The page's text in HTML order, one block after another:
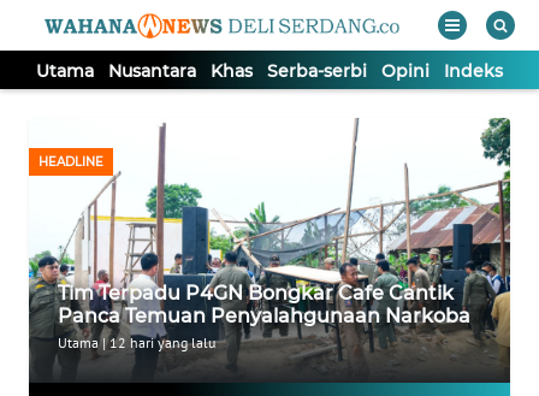
Utama Nusantara Khas Serba-serbi Opini Indeks
HEADLINE
Tim Terpadu P4GN Bongkar Cafe Cantik
Panca Temuan Penyalahgunaan Narkoba
Utama|12 hari yang lalu
UTAMA
NUSANTARA
KHAS